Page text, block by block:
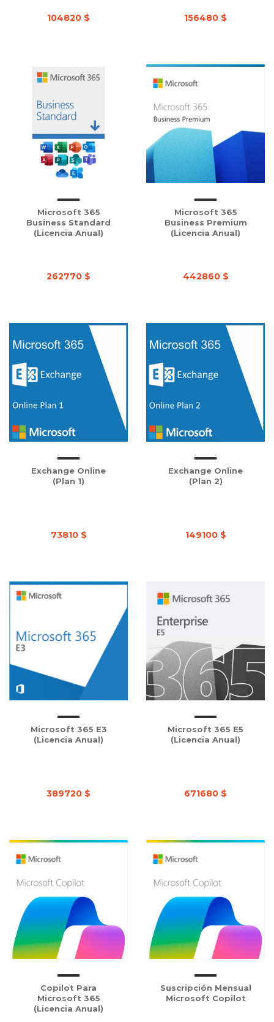
104820 $ 156480 $
Microsoft 365
Business Standard
(Licencia Anual)
262770 $
Microsoft 365
Business Premium
(Licencia Anual)
442860 $
Exchange Online
(Plan 1)
73810 $
Exchange Online
(Plan 2)
149100 $
Microsoft 365 E3
(Licencia Anual)
389720 $
Microsoft 365 E5
(Licencia Anual)
671680 $
Copilot Para
Microsoft 365
(Licencia Anual)
Suscripción Mensual
Microsoft Copilot